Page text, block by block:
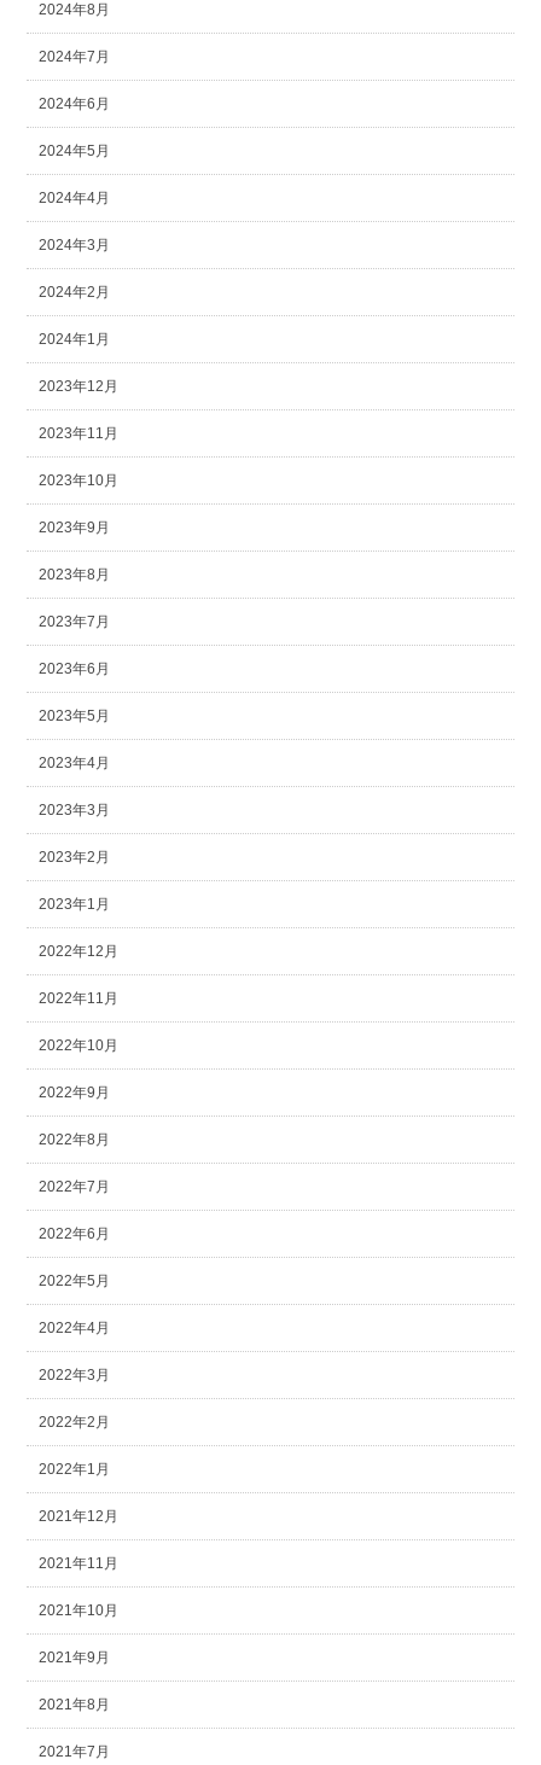
2024年8月
2024年7月
2024年6月
2024年5月
2024年4月
2024年3月
2024年2月
2024年1月
2023年12月
2023年11月
2023年10月
2023年9月
2023年8月
2023年7月
2023年6月
2023年5月
2023年4月
2023年3月
2023年2月
2023年1月
2022年12月
2022年11月
2022年10月
2022年9月
2022年8月
2022年7月
2022年6月
2022年5月
2022年4月
2022年3月
2022年2月
2022年1月
2021年12月
2021年11月
2021年10月
2021年9月
2021年8月
2021年7月